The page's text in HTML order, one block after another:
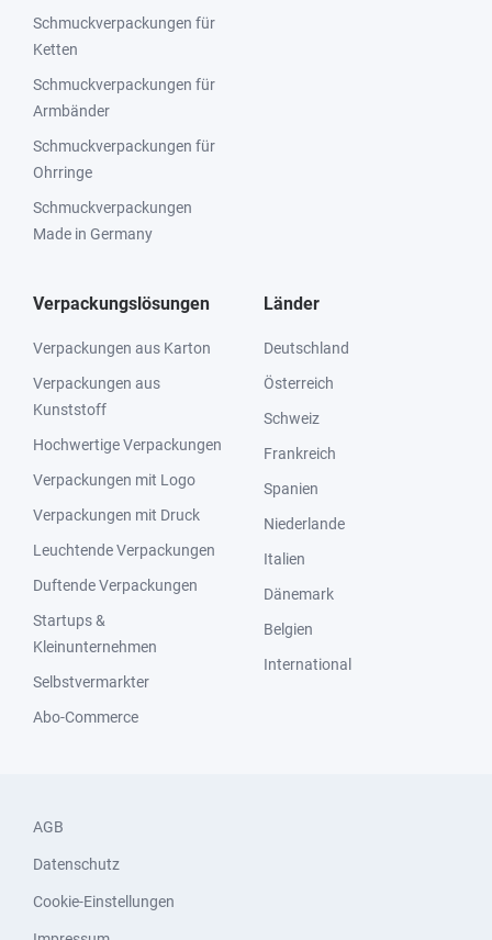
Schmuckverpackungen für
Ketten
Schmuckverpackungen für
Armbänder
Schmuckverpackungen für
Ohrringe
Schmuckverpackungen
Made in Germany
Verpackungslösungen
Verpackungen aus Karton
Verpackungen aus
Kunststoff
Hochwertige Verpackungen
Verpackungen mit Logo
Verpackungen mit Druck
Leuchtende Verpackungen
Duftende Verpackungen
Startups &
Kleinunternehmen
Selbstvermarkter
Abo-Commerce
Länder
Deutschland
Österreich
Schweiz
Frankreich
Spanien
Niederlande
Italien
Dänemark
Belgien
International
AGB
Datenschutz
Cookie-Einstellungen